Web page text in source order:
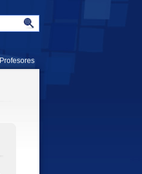
Profesores